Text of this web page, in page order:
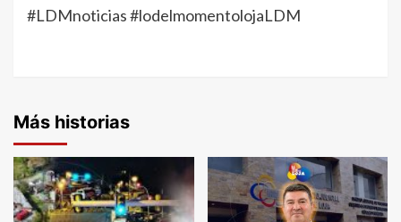
#LDMnoticias #lodelmomentolojaLDM
Más historias